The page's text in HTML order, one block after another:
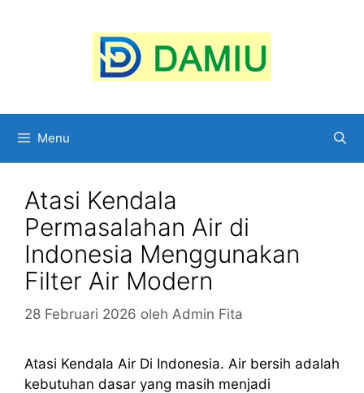
Menu
Atasi Kendala
Permasalahan Air di
Indonesia Menggunakan
Filter Air Modern
28 Februari 2026 oleh Admin Fita
Atasi Kendala Air Di Indonesia. Air bersih adalah
kebutuhan dasar yang masih menjadi